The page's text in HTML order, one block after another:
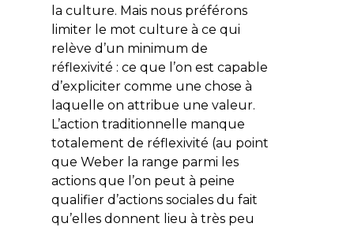
la culture. Mais nous préférons
limiter le mot culture à ce qui
relève d’un minimum de
réflexivité : ce que l’on est capable
d’expliciter comme une chose à
laquelle on attribue une valeur.
L’action traditionnelle manque
totalement de réflexivité (au point
que Weber la range parmi les
actions que l’on peut à peine
qualifier d’actions sociales du fait
qu’elles donnent lieu à très peu